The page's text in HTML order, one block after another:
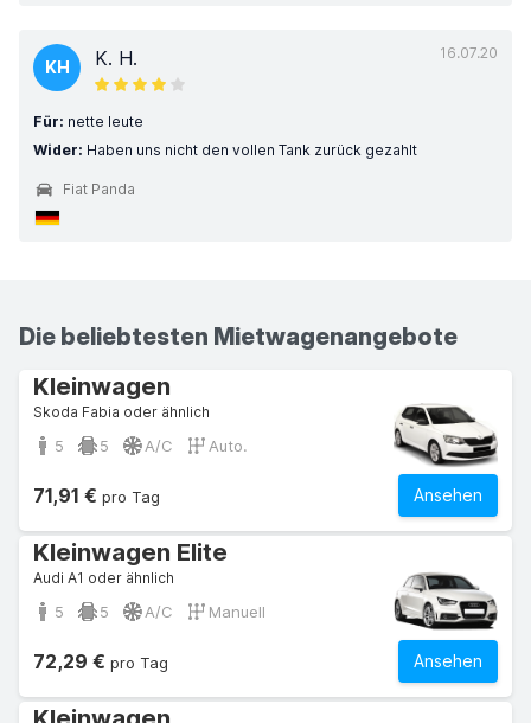
16.07.20
KH K. H.
Für: nette leute
Wider: Haben uns nicht den vollen Tank zurück gezahlt
Fiat Panda
Die beliebtesten Mietwagenangebote
Kleinwagen
Skoda Fabia oder ähnlich
5 5 A/C Auto.
Ansehen
71,91 € pro Tag
Kleinwagen Elite
Audi A1 oder ähnlich
5 5 A/C Manuell
Ansehen
72,29 € pro Tag